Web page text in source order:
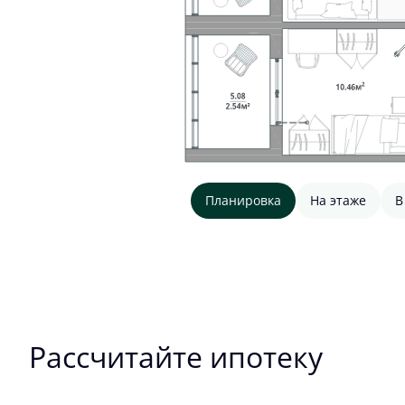
Планировка На этаже
Рассчитайте ипотеку